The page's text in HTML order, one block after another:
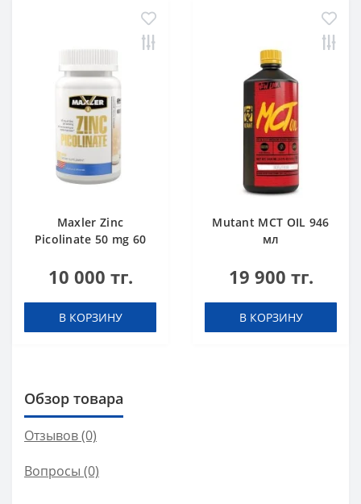
Maxler Zinc
Picolinate 50 mg 60
10 000 тг.
В КОРЗИНУ
Mutant MCT OIL 946
мл
19 900 тг.
В КОРЗИНУ
Обзор товара
Отзывов (0)
Вопросы (0)